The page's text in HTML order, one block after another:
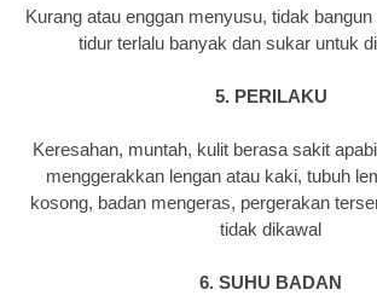
Kurang atau enggan menyusu, tidak
tidur terlalu banyak dan sukar untuk
5. PERILAKU
Keresahan, muntah, kulit berasa sakit
menggerakkan lengan atau kaki, tubuh
kosong, badan mengeras, pergerakan
tidak dikawal
6. SUHU BADAN